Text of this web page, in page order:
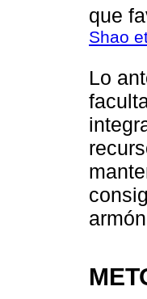
que
Shao
Lo